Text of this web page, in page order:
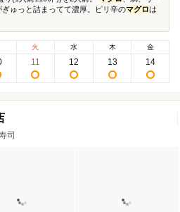
ゅっと詰まってて濃厚。ピリ辛のマグロは
火
11
水
12
木
13
金
14
司